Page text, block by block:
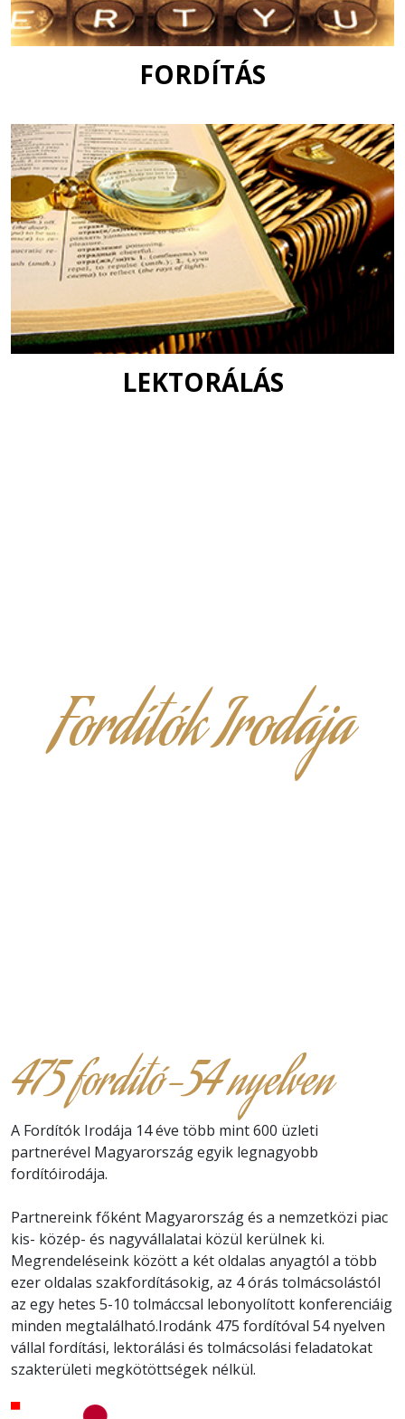
FORDÍTÁS
LEKTORÁLÁS
Fordítók Irodája
475 fordító-54 nyelven
A Fordítók Irodája 14 éve több mint 600 üzleti
partnerével Magyarország egyik legnagyobb
fordítóirodája.
Partnereink főként Magyarország és a nemzetközi piac
kis- közép- és nagyvállalatai közül kerülnek ki.
Megrendeléseink között a két oldalas anyagtól a több
ezer oldalas szakfordításokig, az 4 órás tolmácsolástól
az egy hetes 5-10 tolmáccsal lebonyolított konferenciáig
minden megtalálható.Irodánk 475 fordítóval 54 nyelven
vállal fordítási, lektorálási és tolmácsolási feladatokat
szakterületi megkötöttségek nélkül.